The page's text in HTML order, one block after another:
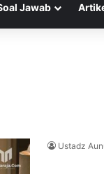
Jawab
Ustadz